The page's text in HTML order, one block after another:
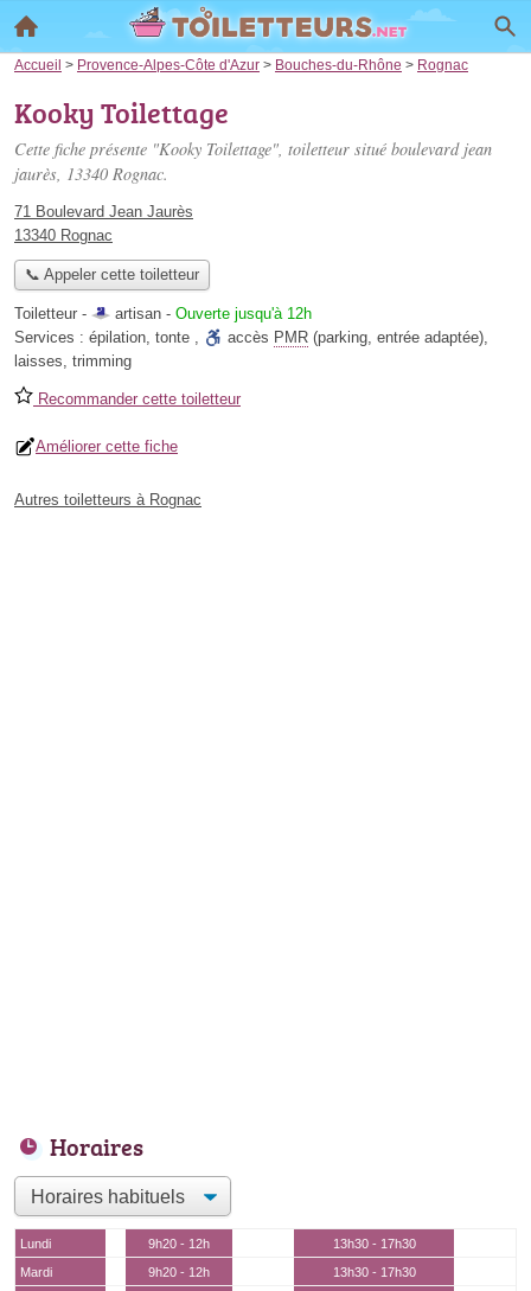
Accueil > Provence-Alpes-Côte d'Azur > Bouches-du-Rhône > Rognac
Kooky Toilettage
Cette fiche présente "Kooky Toilettage", toiletteur situé boulevard jean
jaurès, 13340 Rognac.
71 Boulevard Jean Jaurès
13340 Rognac
📞 Appeler cette toiletteur
Toiletteur - artisan - Ouverte jusqu'à 12h
Services : épilation, tonte , accès PMR (parking, entrée adaptée),
laisses, trimming
Recommander cette toiletteur
Améliorer cette fiche
Autres toiletteurs à Rognac
Horaires
Lundi 9h20 - 12h
13h30 - 17h30
Mardi
9h20 - 12h
13h30 - 17h30